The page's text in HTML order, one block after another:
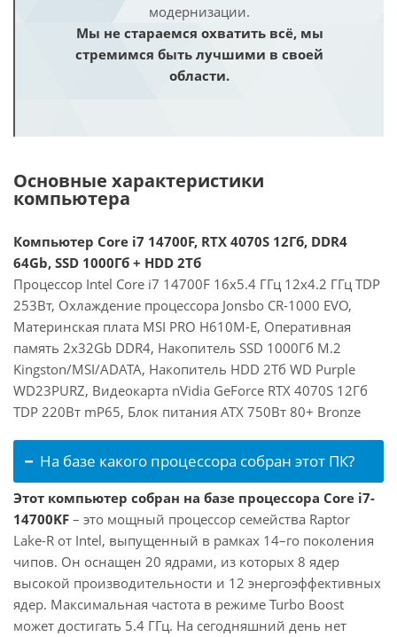
модернизации.
Мы не стараемся охватить всё, мы
стремимся быть лучшими в своей
области.
Основные характеристики
компьютера
Компьютер Core i7 14700F, RTX 4070S 12Гб, DDR4
64Gb, SSD 1000Гб + HDD 2Тб
Процессор Intel Core i7 14700F 16x5.4 ГГц 12x4.2 ГГц TDP
253Вт, Охлаждение процессора Jonsbo CR-1000 EVO,
Материнская плата MSI PRO H610M-E, Оперативная
память 2x32Gb DDR4, Накопитель SSD 1000Гб M.2
Kingston/MSI/ADATA, Накопитель HDD 2Тб WD Purple
WD23PURZ, Видеокарта nVidia GeForce RTX 4070S 12Гб
TDP 220Вт mP65, Блок питания ATX 750Вт 80+ Bronze
На базе какого процессора собран этот ПК?
Этот компьютер собран на базе процессора Core i7-
14700KF – это мощный процессор семейства Raptor
Lake-R от Intel, выпущенный в рамках 14–го поколения
чипов. Он оснащен 20 ядрами, из которых 8 ядер
высокой производительности и 12 энергоэффективных
ядер. Максимальная частота в режиме Turbo Boost
может достигать 5.4 ГГц. На сегодняшний день нет